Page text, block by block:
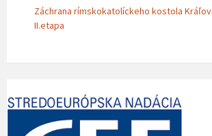
Záchrana rímskokatolíckeho kostola
II.etapa